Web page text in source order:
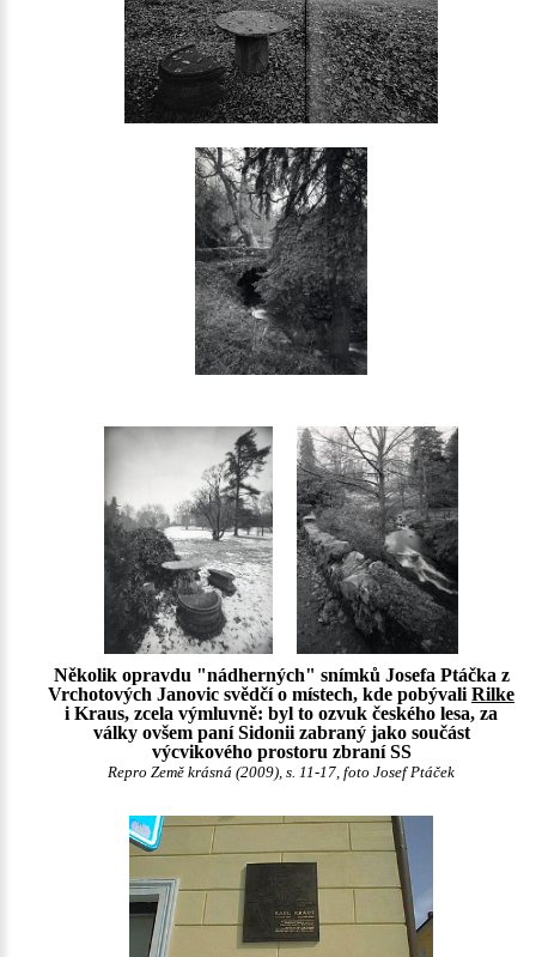
Několik opravdu "nádherných" snímků Josefa Ptáčka z
Vrchotových Janovic svědčí o místech, kde pobývali Rilke
i Kraus, zcela výmluvně: byl to ozvuk českého lesa, za
války ovšem paní Sidonii zabraný jako součást
výcvikového prostoru zbraní SS
Repro Země krásná (2009), s. 11-17, foto Josef Ptáček